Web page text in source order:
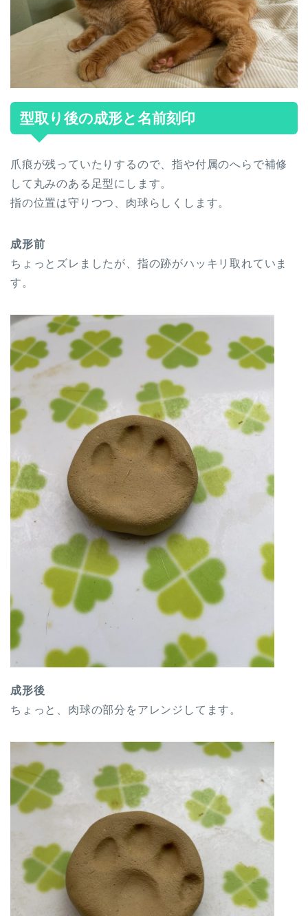
型取り後の成形と名前刻印
爪痕が残っていたりするので、指や付属のへらで補修
して丸みのある足型にします。
指の位置は守りつつ、肉球らしくします。
成形前
ちょっとズレましたが、指の跡がハッキリ取れていま
す。
成形後
ちょっと、肉球の部分をアレンジしてます。